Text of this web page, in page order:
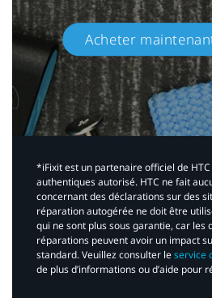
Acheter
*iFixit est un partenaire officiel de
authentiques autorisé. HTC ne fait
concernant des déclarations sur des
réparation autogérée ne doit être
qui ne sont plus sous garantie, car les
réparations peuvent avoir un impact
standard. Veuillez consulter leservice
de plus d’informations ou d’aide pour